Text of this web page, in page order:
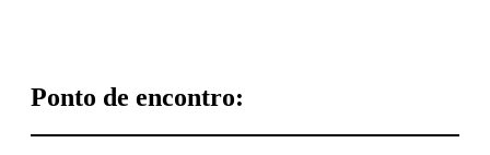
Ponto de encontro: